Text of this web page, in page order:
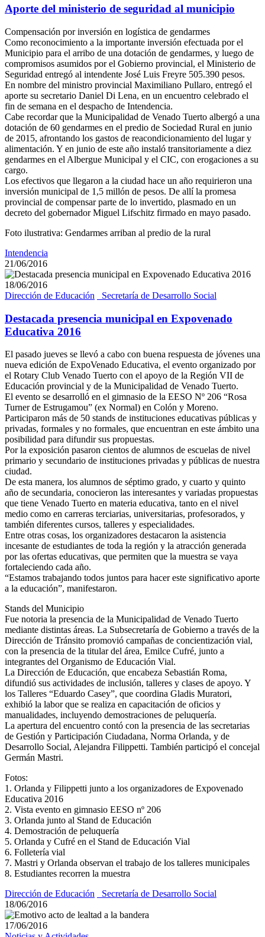
Aporte del ministerio de seguridad al municipio
Compensación por inversión en logística de gendarmes
Como reconocimiento a la importante inversión efectuada por el
Municipio para el arribo de una dotación de gendarmes, y luego de
compromisos asumidos por el Gobierno provincial, el Ministerio de
Seguridad entregó al intendente José Luis Freyre 505.390 pesos.
En nombre del ministro provincial Maximiliano Pullaro, entregó el
aporte su secretario Daniel Di Lena, en un encuentro celebrado el
fin de semana en el despacho de Intendencia.
Cabe recordar que la Municipalidad de Venado Tuerto albergó a una
dotación de 60 gendarmes en el predio de Sociedad Rural en junio
de 2015, afrontando los gastos de reacondicionamiento del lugar y
alimentación. Y en junio de este año instaló transitoriamente a diez
gendarmes en el Albergue Municipal y el CIC, con erogaciones a su
cargo.
Los efectivos que llegaron a la ciudad hace un año requirieron una
inversión municipal de 1,5 millón de pesos. De allí la promesa
provincial de compensar parte de lo invertido, plasmado en un
decreto del gobernador Miguel Lifschitz firmado en mayo pasado.
Foto ilustrativa: Gendarmes arriban al predio de la rural
Intendencia
21/06/2016
18/06/2016
Dirección de Educación
_Secretaría de Desarrollo Social
Destacada presencia municipal en Expovenado
Educativa 2016
El pasado jueves se llevó a cabo con buena respuesta de jóvenes una
nueva edición de ExpoVenado Educativa, el evento organizado por
el Rotary Club Venado Tuerto con el apoyo de la Región VII de
Educación provincial y de la Municipalidad de Venado Tuerto.
El evento se desarrolló en el gimnasio de la EESO Nº 206 “Rosa
Turner de Estrugamou” (ex Normal) en Colón y Moreno.
Participaron más de 50 stands de instituciones educativas públicas y
privadas, formales y no formales, que encuentran en este ámbito una
posibilidad para difundir sus propuestas.
Por la exposición pasaron cientos de alumnos de escuelas de nivel
primario y secundario de instituciones privadas y públicas de nuestra
ciudad.
De esta manera, los alumnos de séptimo grado, y cuarto y quinto
año de secundaria, conocieron las interesantes y variadas propuestas
que tiene Venado Tuerto en materia educativa, tanto en el nivel
medio como en carreras terciarias, universitarias, profesorados, y
también diferentes cursos, talleres y especialidades.
Entre otras cosas, los organizadores destacaron la asistencia
incesante de estudiantes de toda la región y la atracción generada
por las ofertas educativas, que permiten que la muestra se vaya
fortaleciendo cada año.
“Estamos trabajando todos juntos para hacer este significativo aporte
a la educación”, manifestaron.
Stands del Municipio
Fue notoria la presencia de la Municipalidad de Venado Tuerto
mediante distintas áreas. La Subsecretaría de Gobierno a través de la
Dirección de Tránsito promovió campañas de concientización vial,
con la presencia de la titular del área, Emilce Cufré, junto a
integrantes del Organismo de Educación Vial.
La Dirección de Educación, que encabeza Sebastián Roma,
difundió sus actividades de inclusión, talleres y clases de apoyo. Y
los Talleres “Eduardo Casey”, que coordina Gladis Muratori,
exhibió la labor que se realiza en capacitación de oficios y
manualidades, incluyendo demostraciones de peluquería.
La apertura del encuentro contó con la presencia de las secretarias
de Gestión y Participación Ciudadana, Norma Orlanda, y de
Desarrollo Social, Alejandra Filippetti. También participó el concejal
Germán Mastri.
Fotos:
1. Orlanda y Filippetti junto a los organizadores de Expovenado
Educativa 2016
2. Vista evento en gimnasio EESO nº 206
3. Orlanda junto al Stand de Educación
4. Demostración de peluquería
5. Orlanda y Cufré en el Stand de Educación Vial
6. Folletería vial
7. Mastri y Orlanda observan el trabajo de los talleres municipales
8. Estudiantes recorren la muestra
Dirección de Educación
_Secretaría de Desarrollo Social
18/06/2016
17/06/2016